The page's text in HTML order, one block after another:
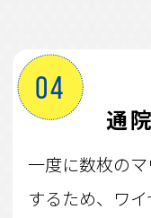
04
通
一度に数枚の
するため、ワ